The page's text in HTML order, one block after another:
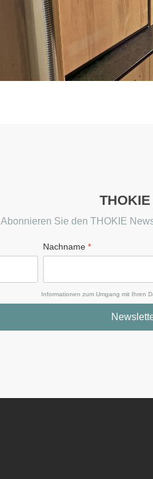
Abonnieren Sie den THOKIE
Nachname*
Informationen zum Umgang mit Ihren